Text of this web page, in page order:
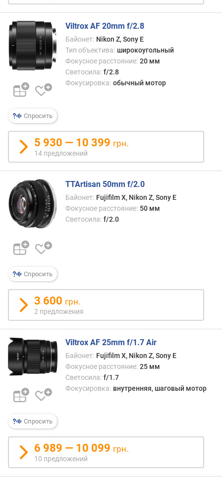
м
м
)
ф
о
к
у
с
о
е
а
о
я
н
и
е
,
м
к
с
(
м
м
)
м
а
к
с
с
т
о
с
и
л
а
Спросить
Viltrox AF 20mm f/2.8
Байонет: Nikon Z, Sony E
Тип объектива: широкоугольный
Фокусное расстояние: 20 мм
Светосила: f/2.8
Фокусировка: обычный мотор
5 930 — 10 399 грн.
14 предложений
Спросить
TTArtisan 50mm f/2.0
Байонет: Fujifilm X, Nikon Z, Sony E
Фокусное расстояние: 50 мм
Светосила: f/2.0
3 600 грн.
2 предложения
Спросить
Viltrox AF 25mm f/1.7 Air
Байонет: Fujifilm X, Nikon Z, Sony E
Фокусное расстояние: 25 мм
Светосила: f/1.7
Фокусировка: внутренняя, шаговый мотор
6 989 — 10 099 грн.
10 предложений